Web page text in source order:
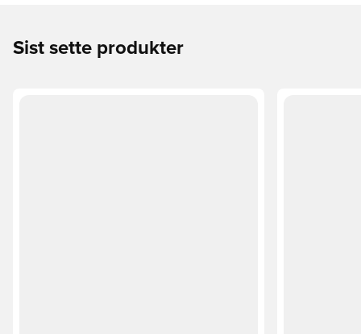
Sist sette produkter